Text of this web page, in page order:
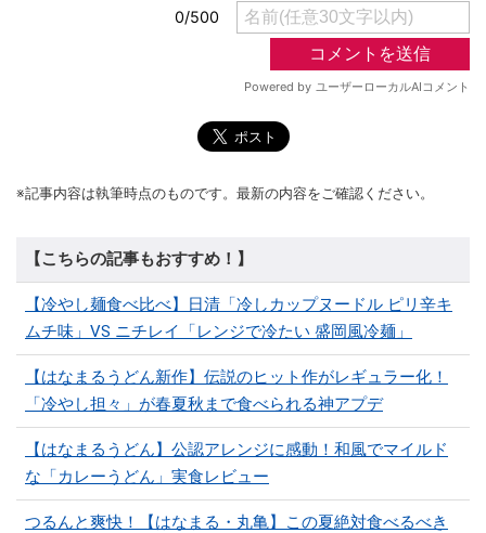
※記事内容は執筆時点のものです。最新の内容をご確認ください。
【こちらの記事もおすすめ！】
【冷やし麺食べ比べ】日清「冷しカップヌードル ピリ辛キ
ムチ味」VS ニチレイ「レンジで冷たい 盛岡風冷麺」
【はなまるうどん新作】伝説のヒット作がレギュラー化！
「冷やし担々」が春夏秋まで食べられる神アプデ
【はなまるうどん】公認アレンジに感動！和風でマイルド
な「カレーうどん」実食レビュー
つるんと爽快！【はなまる・丸亀】この夏絶対食べるべき